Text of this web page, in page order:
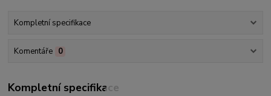
Kompletní specifikace
Komentáře 0
Kompletní specifikace